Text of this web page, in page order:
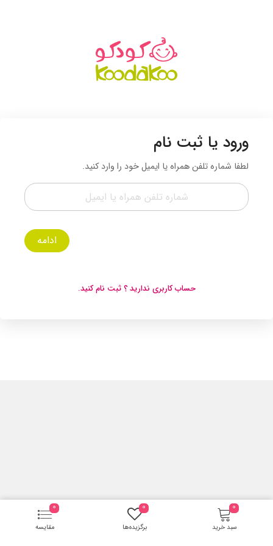
ورود یا ثبت نام
لطفا شماره تلفن همراه یا ایمیل خود را وارد کنید.
ادامه
حساب کاربری ندارید ؟ ثبت نام کنید.
سبد خرید
0
برگزیده‌ها
0
مقایسه
0